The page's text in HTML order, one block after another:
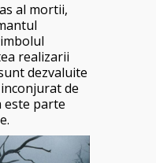
al mortii,
realizarii
dezvaluite
de
este parte